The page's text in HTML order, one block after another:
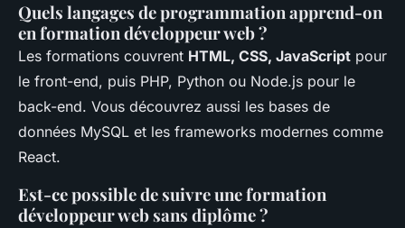
Quels langages de programmation apprend-on
en formation développeur web ?
Les formations couvrent HTML, CSS, JavaScript pour
le front-end, puis PHP, Python ou Node.js pour le
back-end. Vous découvrez aussi les bases de
données MySQL et les frameworks modernes comme
React.
Est-ce possible de suivre une formation
développeur web sans diplôme ?